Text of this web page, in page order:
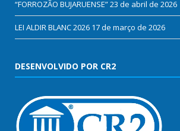
“FORROZÃO BUJARUENSE”23 de abril de 2026
LEI ALDIR BLANC 2026 17 de março de 2026
DESENVOLVIDO POR CR2